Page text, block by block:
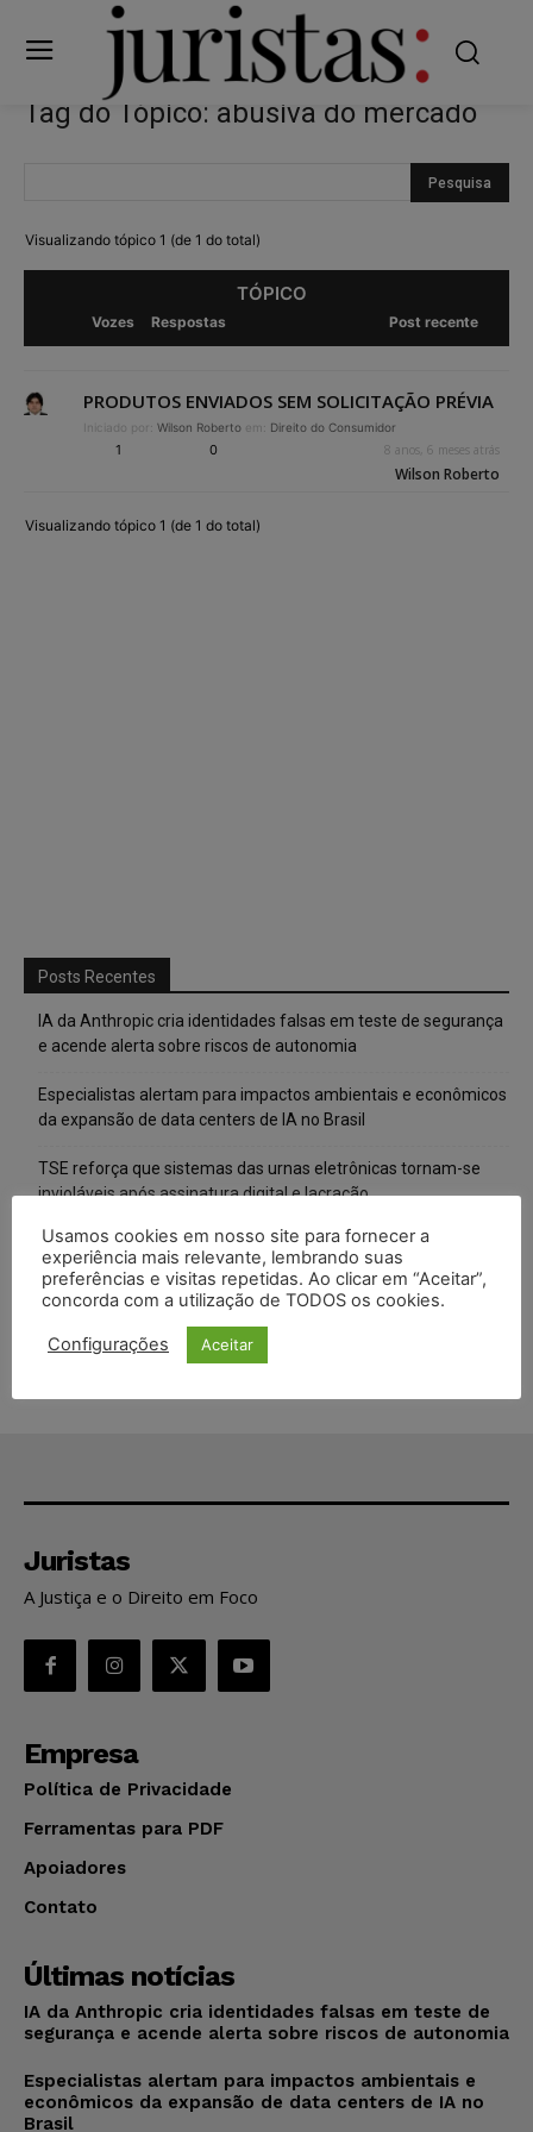
Tag do Tópico: abusiva do mercado
Visualizando tópico 1 (de 1 do total)
TÓPICO
Vozes Respostas Post recente
PRODUTOS ENVIADOS SEM SOLICITAÇÃO PRÉVIA
Iniciado por: Wilson Roberto em: Direito do Consumidor
1 0 8 anos, 6 meses atrás
Wilson Roberto
Visualizando tópico 1 (de 1 do total)
Posts Recentes
IA da Anthropic cria identidades falsas em teste de segurança
e acende alerta sobre riscos de autonomia
Especialistas alertam para impactos ambientais e econômicos
da expansão de data centers de IA no Brasil
TSE reforça que sistemas das urnas eletrônicas tornam-se
invioláveis após assinatura digital e lacração
STF inicia julgamento sobre constitucionalidade da proibição
dos jogos de azar no Brasil
Juristas
A Justiça e o Direito em Foco
Empresa
Política de Privacidade
Ferramentas para PDF
Apoiadores
Contato
Últimas notícias
IA da Anthropic cria identidades falsas em teste de
segurança e acende alerta sobre riscos de autonomia
Especialistas alertam para impactos ambientais e
econômicos da expansão de data centers de IA no
Brasil
Usamos cookies em nosso site para fornecer a
experiência mais relevante, lembrando suas
preferências e visitas repetidas. Ao clicar em “Aceitar”,
concorda com a utilização de TODOS os cookies.
Configurações Aceitar